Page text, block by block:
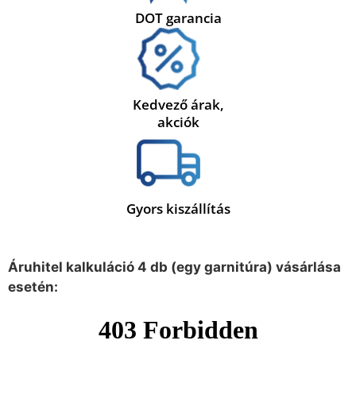
DOT garancia
Kedvező árak,
akciók
Gyors kiszállítás
Áruhitel kalkuláció 4 db (egy garnitúra) vásárlása
esetén: